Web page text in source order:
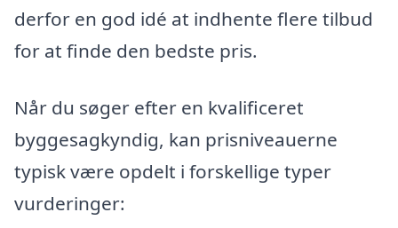
derfor en god idé at indhente flere tilbud
for at finde den bedste pris.
Når du søger efter en kvalificeret
byggesagkyndig, kan prisniveauerne
typisk være opdelt i forskellige typer
vurderinger: